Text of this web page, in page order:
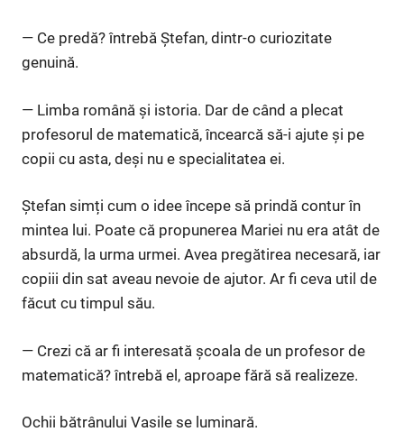
— Ce predă? întrebă Ștefan, dintr-o curiozitate
genuină.
— Limba română și istoria. Dar de când a plecat
profesorul de matematică, încearcă să-i ajute și pe
copii cu asta, deși nu e specialitatea ei.
Ștefan simți cum o idee începe să prindă contur în
mintea lui. Poate că propunerea Mariei nu era atât de
absurdă, la urma urmei. Avea pregătirea necesară, iar
copiii din sat aveau nevoie de ajutor. Ar fi ceva util de
făcut cu timpul său.
— Crezi că ar fi interesată școala de un profesor de
matematică? întrebă el, aproape fără să realizeze.
Ochii bătrânului Vasile se luminară.